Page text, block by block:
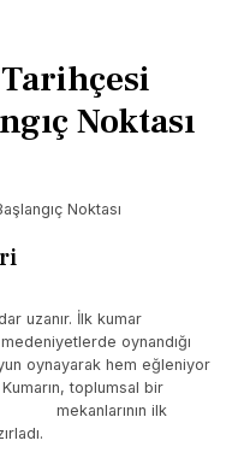
Noktası
Noktası
uzanır. İlk kumar
oynandığı
oynayarak hem eğleniyor
toplumsal bir
mekanlarının ilk